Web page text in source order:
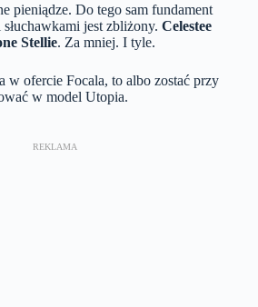
pieniądze. Do tego sam fundament
jest zbliżony. Celestee
Stellie. Za mniej. I tyle.
w ofercie Focala, to albo zostać przy
w model Utopia.